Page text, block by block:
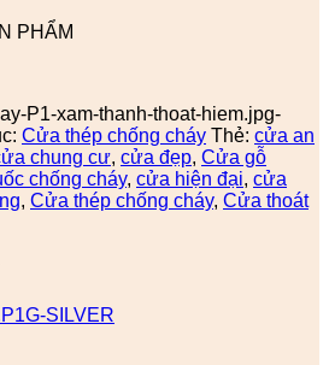
PHẨM
P1-xam-thanh-thoat-hiem.jpg-
Cửa thép chống cháy Thẻ: cửa an
chung cư, cửa đẹp, Cửa gỗ
chống cháy, cửa hiện đại, cửa
, Cửa thép chống cháy, Cửa thoát